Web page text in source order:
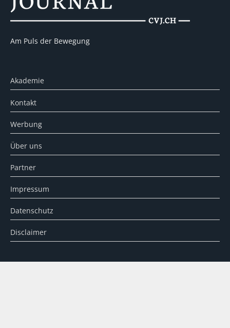
Am Puls der Bewegung
Akademie
Kontakt
Werbung
Über uns
Partner
Impressum
Datenschutz
Disclaimer